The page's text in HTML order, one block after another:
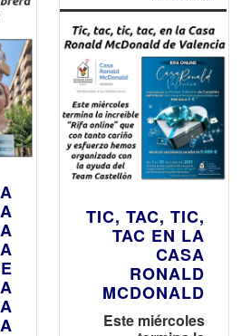
TIC, TAC, TIC,
TAC EN LA
CASA
RONALD
MCDONALD
Este miércoles